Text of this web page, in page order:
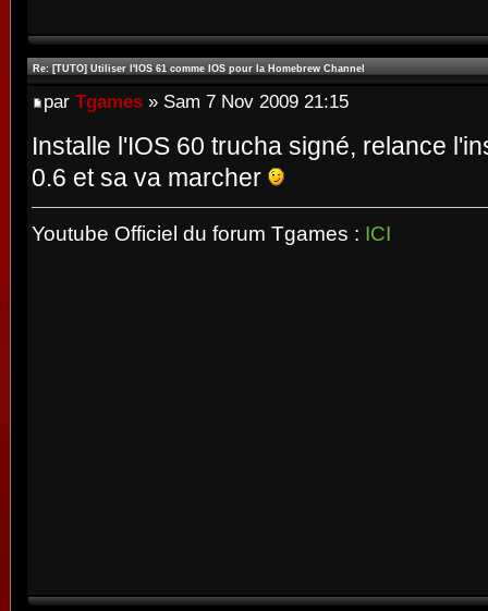
Re: [TUTO] Utiliser l'IOS 61 comme IOS pour la Homebrew Channel
par Tgames » Sam 7 Nov 2009 21:15
Installe l'IOS 60 trucha signé, relance
0.6 et sa va marcher
Youtube Officiel du forum Tgames : ICI